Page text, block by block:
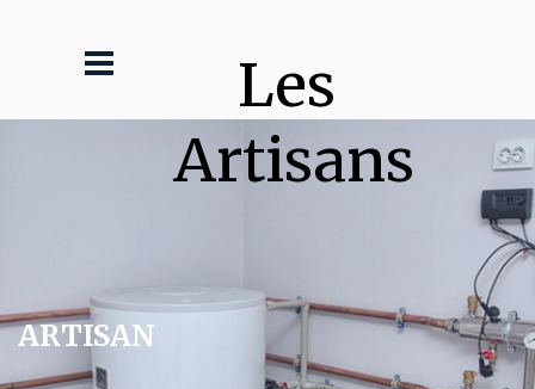
Les
Artisans
ARTISAN